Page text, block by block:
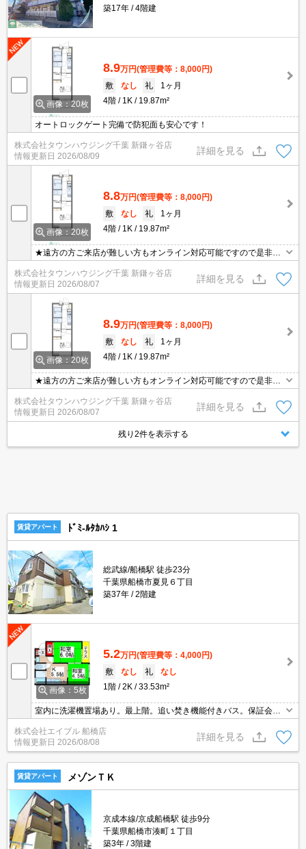
築17年
4階建
画像：20枚
8.9万円(管理費等：8,000円)
敷
なし 礼
1ヶ月
4階
1K 19.87m²
オートロックゲート完備で防犯面も安心です！
株式会社タウンハウジング千葉 新鎌ヶ谷店
情報更新日 2026/08/09
詳細を見る
画像：20枚
8.8万円(管理費等：8,000円)
敷
なし 礼
1ヶ月
4階
1K 19.87m²
★遠方の方ご来店が難しい方もオンライン対応可能ですので是非一
度ご相談くださいませ！お部屋探しはタウンハウジングにお任せ下
さい★
株式会社タウンハウジング千葉 新鎌ヶ谷店
情報更新日 2026/08/07
詳細を見る
画像：20枚
8.9万円(管理費等：8,000円)
敷
なし 礼
1ヶ月
4階
1K 19.87m²
★遠方の方ご来店が難しい方もオンライン対応可能ですので是非一
度ご相談くださいませ！お部屋探しはタウンハウジングにお任せ下
さい★
株式会社タウンハウジング千葉 新鎌ヶ谷店
情報更新日 2026/08/07
詳細を見る
残り2件を表示する
賃貸アパート ﾄﾞﾐ-ﾙﾀｶﾊｼ 1
総武線/船橋駅 徒歩23分
千葉県船橋市夏見６丁目
築37年
2階建
画像：5枚
5.2万円(管理費等：4,000円)
敷
なし 礼
なし
1階
2K 33.53m²
室内に洗濯機置場あり。最上階。追い焚き機能付きバス。保証会社
要(初回、月額総賃料の80%、更新料1.2万円/年)。仲介手数料家賃の
0.55ヵ月分。初期費用がおさえられる物件。
株式会社エイブル 船橋店
情報更新日 2026/08/08
詳細を見る
賃貸アパート メゾンＴＫ
京成本線/京成船橋駅 徒歩9分
千葉県船橋市湊町１丁目
築3年
3階建